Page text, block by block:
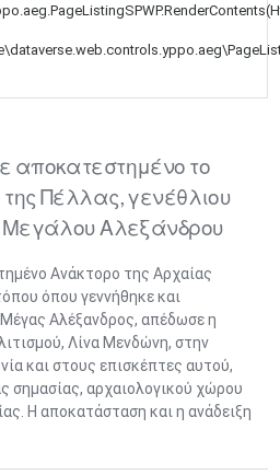
αποκατεστημένο το
Πέλλας, γενέθλιου
Μεγάλου Αλεξάνδρου
Ανάκτορο της Αρχαίας
όπου γεννήθηκε και
Αλέξανδρος, απέδωσε η
Λίνα Μενδώνη, στην
και στους επισκέπτες αυτού,
σημασίας, αρχαιολογικού χώρου
Η αποκατάσταση και η ανάδειξη